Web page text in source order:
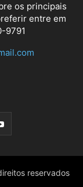
os principais
entre em
9791
reservados